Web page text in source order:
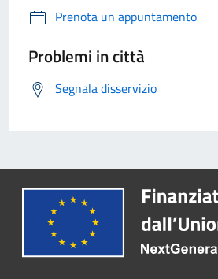
Prenota un appuntamento
Problemi in città
Segnala disservizio